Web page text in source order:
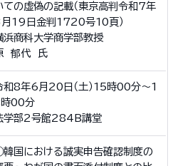
ての虚偽の記載（東京高判令和7年
19日金判1720号10頁）
浜商科大学商学部教授
郁代 氏
和8年6月20日（土）15時00分～1
00分
学部2号館284B講堂
国における誠実申告確認制度の